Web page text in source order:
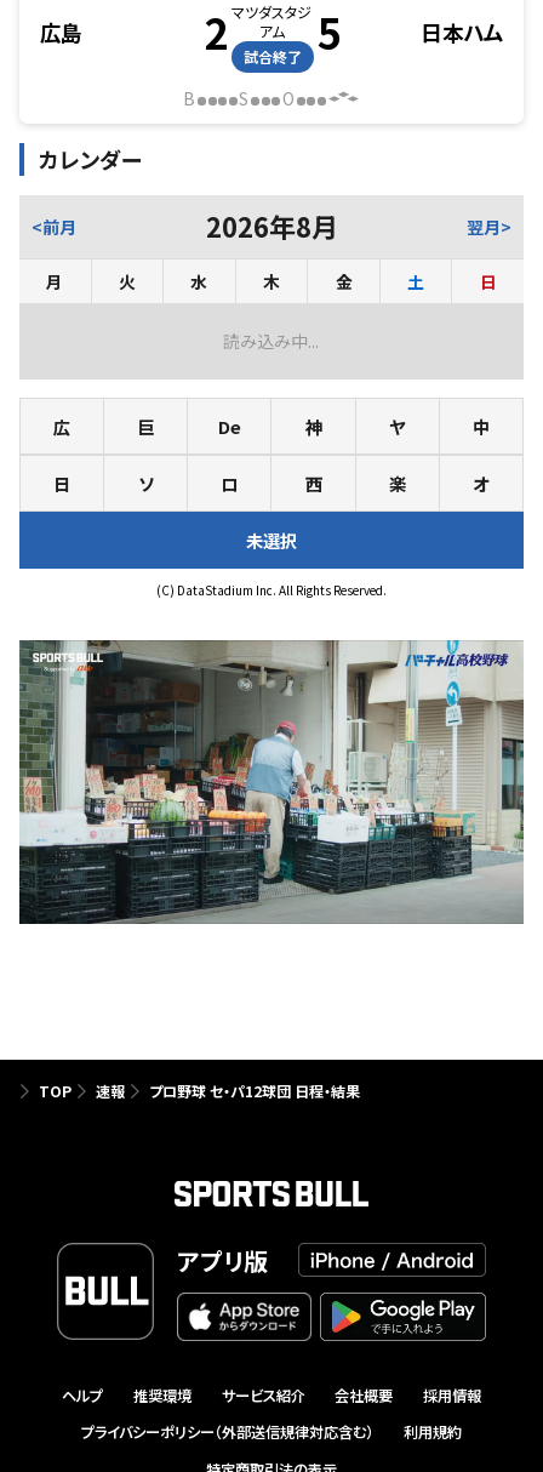
広島 2 マツダスタジ
アム
試合終了
日本ハム
5
B S O
カレンダー
<前月 2026年8月 翌月>
月 火 水 木 金 土 日
読み込み中...
広 巨 De 神 ヤ 中
日 ソ ロ 西 楽 オ
未選択
(C) DataStadium Inc. All Rights Reserved.
TOP 速報 プロ野球 セ・パ12球団 日程・結果
アプリ版
ヘルプ 推奨環境 サービス紹介 会社概要
採用情報
プライバシーポリシー（外部送信規律対応含む）
利用規約